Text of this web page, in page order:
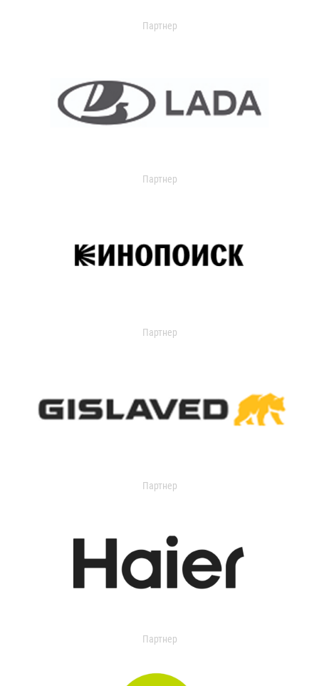
Партнер
Партнер
Партнер
Партнер
Партнер